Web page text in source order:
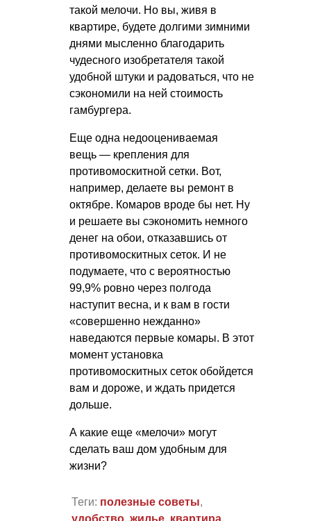
такой мелочи. Но вы, живя в
квартире, будете долгими зимними
днями мысленно благодарить
чудесного изобретателя такой
удобной штуки и радоваться, что не
сэкономили на ней стоимость
гамбургера.
Еще одна недооцениваемая
вещь — крепления для
противомоскитной сетки. Вот,
например, делаете вы ремонт в
октябре. Комаров вроде бы нет. Ну
и решаете вы сэкономить немного
денег на обои, отказавшись от
противомоскитных сеток. И не
подумаете, что с вероятностью
99,9% ровно через полгода
наступит весна, и к вам в гости
«совершенно нежданно»
наведаются первые комары. В этот
момент установка
противомоскитных сеток обойдется
вам и дороже, и ждать придется
дольше.
А какие еще «мелочи» могут
сделать ваш дом удобным для
жизни?
Теги: полезные советы,